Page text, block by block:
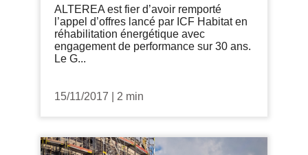
ALTEREA est fier d’avoir remporté
l’appel d’offres lancé par ICF Habitat en
réhabilitation énergétique avec
engagement de performance sur 30 ans.
Le G...
15/11/2017 2 min